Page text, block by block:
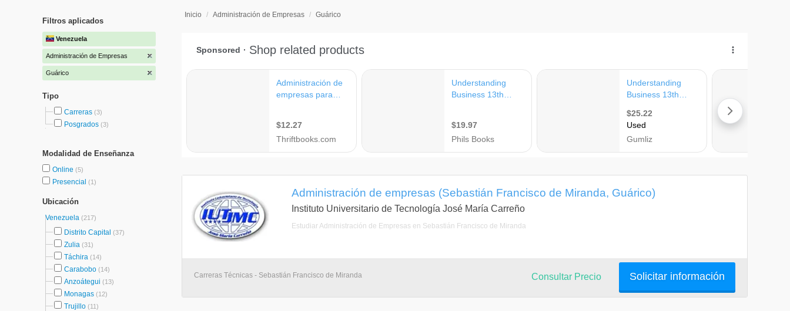
Filtros aplicados
Venezuela
Administración de Empresas
Guárico
Tipo
Carreras (3)
Posgrados (3)
Modalidad de Enseñanza
Online (5)
Presencial (1)
Ubicación
Venezuela (217)
Distrito Capital (37)
Zulia (31)
Táchira (14)
Carabobo (14)
Anzoátegui (13)
Monagas (12)
Trujillo (11)
Inicio / Administración de Empresas / Guárico
Administración de empresas (Sebastián Francisco de Miranda, Guárico)
Instituto Universitario de Tecnología José María Carreño
Estudiar Administración de Empresas en Sebastián Francisco de Miranda
Carreras Técnicas - Sebastián Francisco de Miranda Solicitar información
Consultar Precio